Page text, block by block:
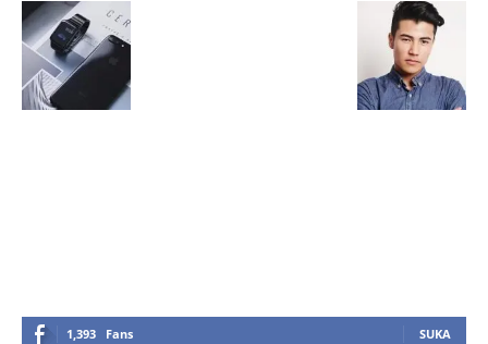
1,393 Fans SUKA